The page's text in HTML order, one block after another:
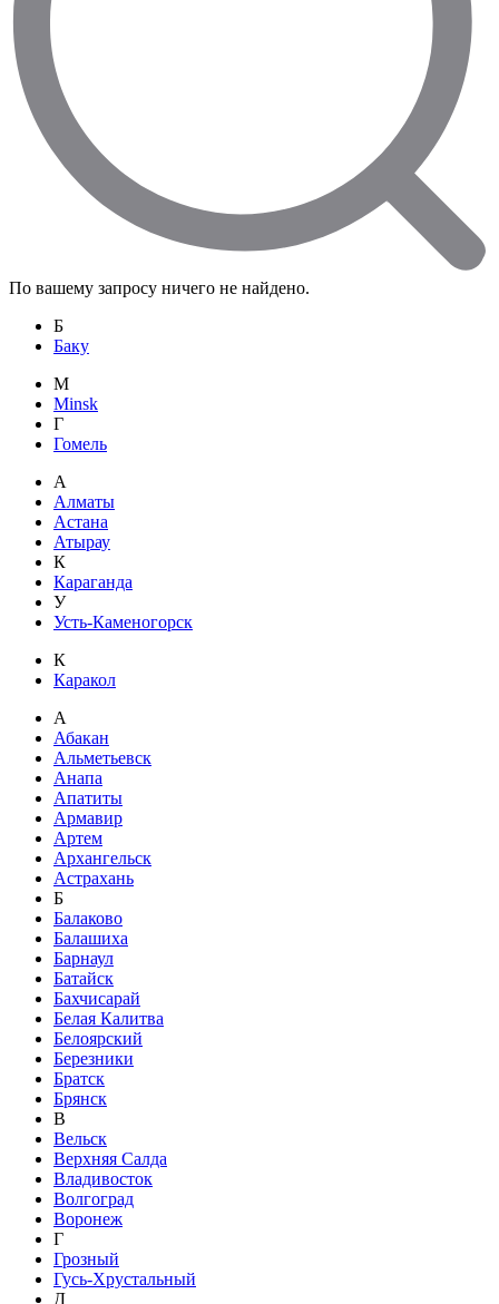
По вашему запросу ничего не найдено.
Б
Баку
M
Minsk
Г
Гомель
А
Алматы
Астана
Атырау
К
Караганда
У
Усть-Каменогорск
К
Каракол
А
Абакан
Альметьевск
Анапа
Апатиты
Армавир
Артем
Архангельск
Астрахань
Б
Балаково
Балашиха
Барнаул
Батайск
Бахчисарай
Белая Калитва
Белоярский
Березники
Братск
Брянск
В
Вельск
Верхняя Салда
Владивосток
Волгоград
Воронеж
Г
Грозный
Гусь-Хрустальный
Д